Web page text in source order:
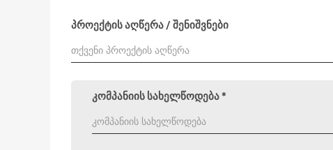
პროექტის აღწერა / შენიშვნები
კომპანიის სახელწოდება *